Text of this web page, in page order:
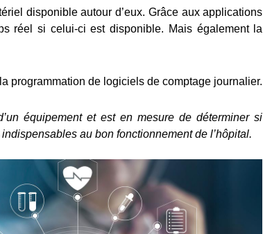
disponible autour d’eux. Grâce aux applications
réel si celui-ci est disponible. Mais également la
programmation de logiciels de comptage journalier.
équipement et est en mesure de déterminer si
au bon fonctionnement de l’hôpital.